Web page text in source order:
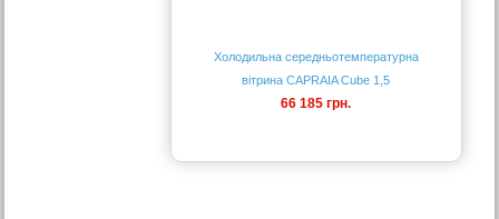
Холодильна середньотемпературна
вітрина CAPRAIA Cube 1,5
66 185 грн.